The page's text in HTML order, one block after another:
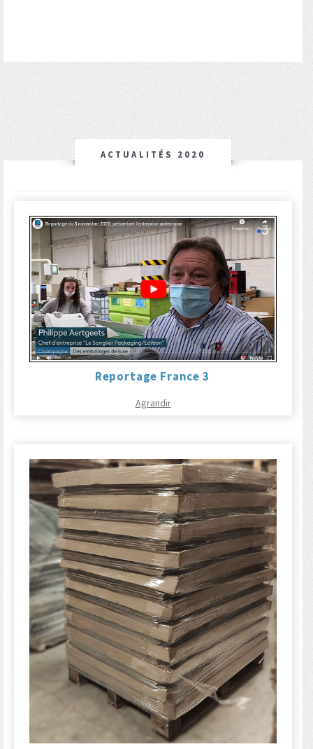
ACTUALITÉS 2020
Reportage France 3
Agrandir